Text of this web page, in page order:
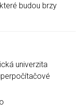
budou brzy
univerzita